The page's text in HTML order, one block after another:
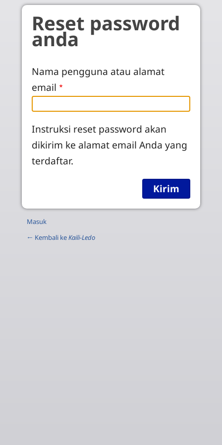
Skip to main content
Reset password
anda
Nama pengguna atau alamat
email
Instruksi reset password akan
dikirim ke alamat email Anda yang
terdaftar.
Masuk
← Kembali keKaili-Ledo